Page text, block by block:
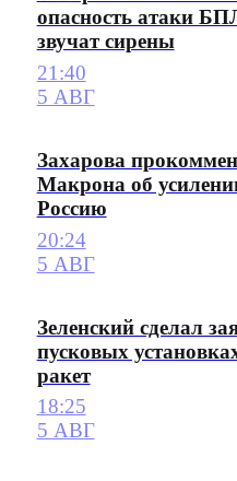
опасность атаки
звучат сирены
21:40
5 АВГ
Захарова
Макрона об
Россию
20:24
5 АВГ
Зеленский сделал
пусковых
ракет
18:25
5 АВГ